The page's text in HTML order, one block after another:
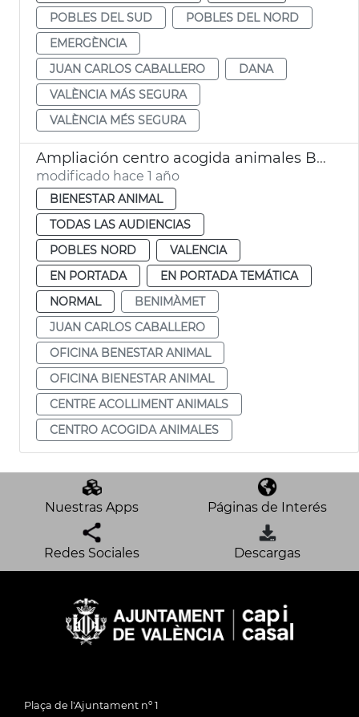
POBLES DEL SUD
POBLES DEL NORD
EMERGÈNCIA
JUAN CARLOS CABALLERO
DANA
VALÈNCIA MÁS SEGURA
VALÈNCIA MÉS SEGURA
Ampliación centro acogida animales Benimàmet
modificado hace 1 año
BIENESTAR ANIMAL
TODAS LAS AUDIENCIAS
POBLES NORD
VALENCIA
EN PORTADA
EN PORTADA TEMÁTICA
NORMAL
BENIMÀMET
JUAN CARLOS CABALLERO
OFICINA BENESTAR ANIMAL
OFICINA BIENESTAR ANIMAL
CENTRE ACOLLIMENT ANIMALS
CENTRO ACOGIDA ANIMALES
Nuestras Apps Páginas de Interés
Redes Sociales Descargas
Plaça de l'Ajuntament nº 1